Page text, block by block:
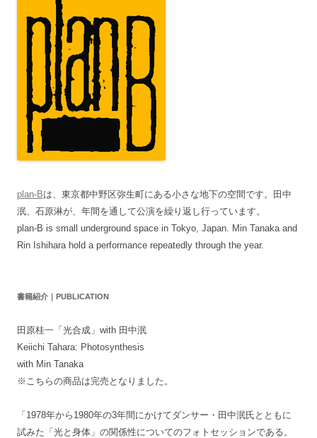
plan-Bは、東京都中野区弥生町にある小さな地下の空間です。田中
泯、石原淋が、年間を通して公演を繰り返し行っています。
plan-B is small underground space in Tokyo, Japan. Min Tanaka and
Rin Ishihara hold a performance repeatedly through the year.
書籍紹介｜PUBLICATION
田原桂一「光合成」with 田中泯
Keiichi Tahara: Photosynthesis
with Min Tanaka
※こちらの商品は完売となりました。
「1978年から1980年の3年間にかけてダンサー・田中泯氏とともに
試みた「光と身体」の関係性についてのフォトセッションである。